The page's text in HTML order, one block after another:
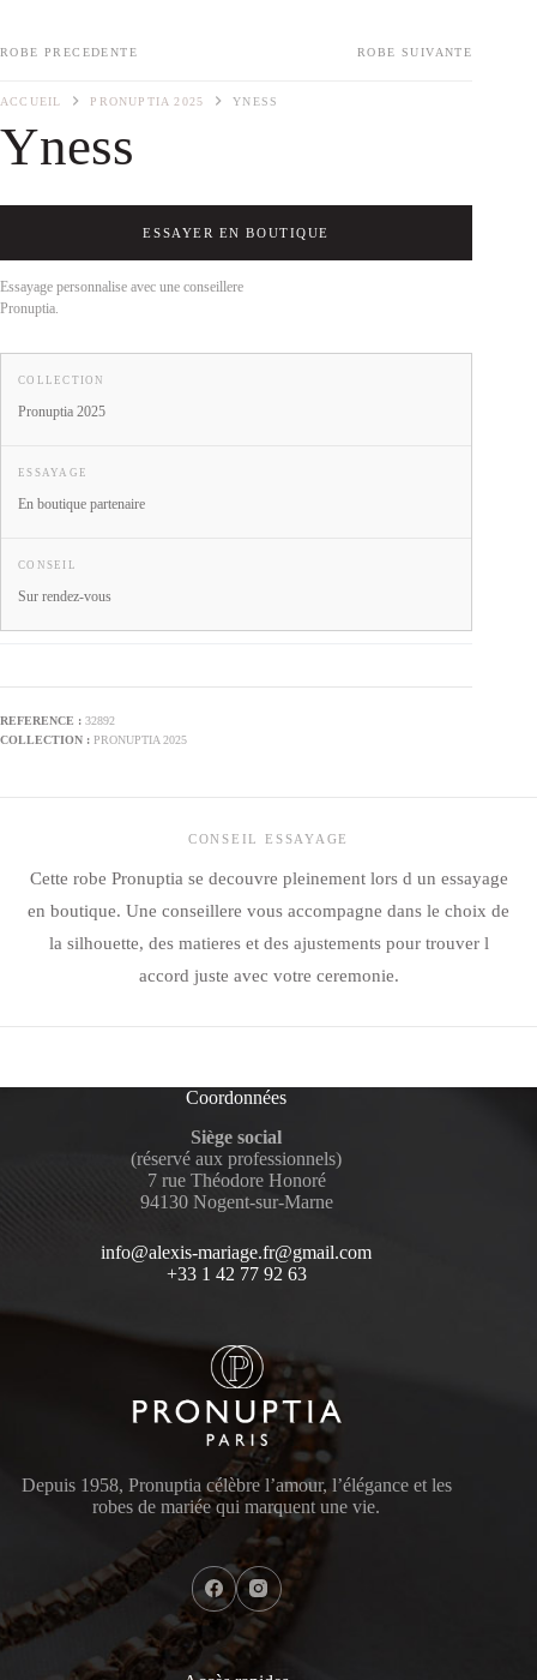
ROBE PRECEDENTE ROBE SUIVANTE
ACCUEIL PRONUPTIA 2025 YNESS
Yness
ESSAYER EN BOUTIQUE
Essayage personnalise avec une conseillere
Pronuptia.
COLLECTION
Pronuptia 2025
ESSAYAGE
En boutique partenaire
CONSEIL
Sur rendez-vous
32892
PRONUPTIA 2025
CONSEIL ESSAYAGE
Cette robe Pronuptia se decouvre pleinement lors d un essayage
en boutique. Une conseillere vous accompagne dans le choix de
la silhouette, des matieres et des ajustements pour trouver l
accord juste avec votre ceremonie.
Coordonnées
Siège social
(réservé aux professionnels)
7 rue Théodore Honoré
94130 Nogent-sur-Marne
info@alexis-mariage.fr@gmail.com
+33 1 42 77 92 63
Depuis 1958, Pronuptia célèbre l’amour, l’élégance et les
robes de mariée qui marquent une vie.